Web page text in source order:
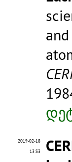
2019-02-18
13:33